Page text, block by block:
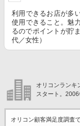
利用できるお店が多
使用できること。魅
るのでポイントが貯
代／女性）
オリコンランキ
スタート。2006
オリコン顧客満足度調査